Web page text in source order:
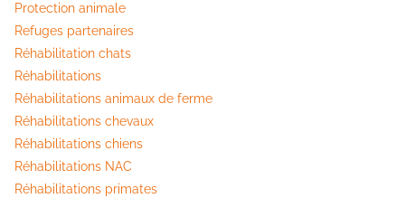
Protection animale
Refuges partenaires
Réhabilitation chats
Réhabilitations
Réhabilitations animaux de ferme
Réhabilitations chevaux
Réhabilitations chiens
Réhabilitations NAC
Réhabilitations primates